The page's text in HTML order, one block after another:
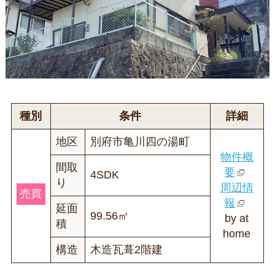
種別 条件 詳細
売買
地区
別府市亀川四の湯町
物件概
要
周辺情
報
by at
home
間取
り
4SDK
延面
積
99.56㎡
構造 木造瓦葺2階建